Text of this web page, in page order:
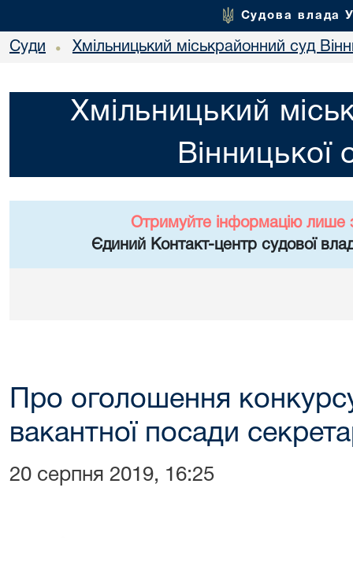
Судова влада
Суди • Хмільницький міськрайонний суд
Хмільницький
Вінницької
Отримуйте інформацію лише
Єдиний Контакт-центр судової
Про оголошення
вакантної посади
20 серпня 2019, 16:25